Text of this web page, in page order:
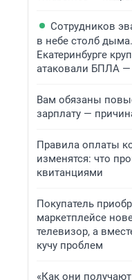
Сотрудников
в небе столб
Екатеринбурге
атаковали БПЛА
Вам обязаны
зарплату —
Правила оплаты
изменятся: что
квитанциями
Покупатель
маркетплейсе
телевизор, а
кучу проблем
«Как они